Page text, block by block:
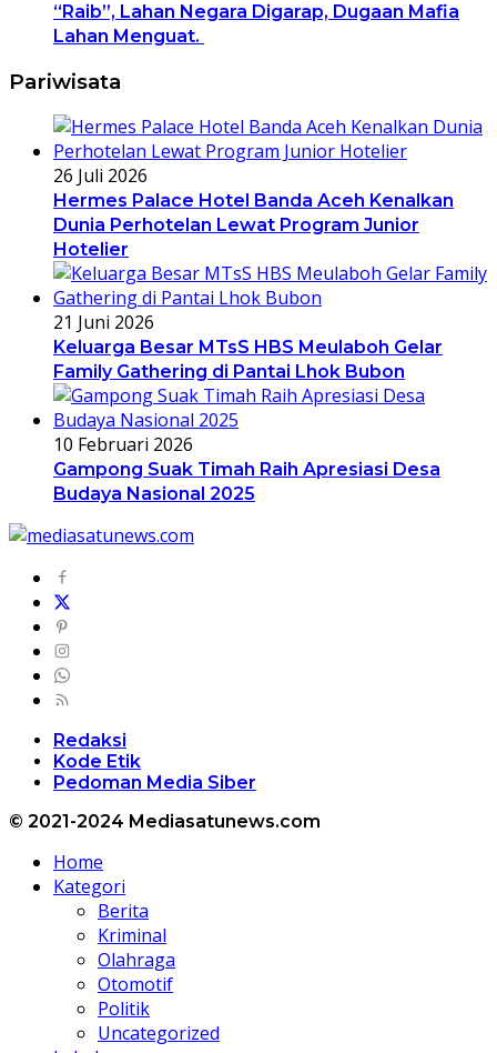
“Raib”, Lahan Negara Digarap, Dugaan Mafia
Lahan Menguat.
Pariwisata
26 Juli 2026
Hermes Palace Hotel Banda Aceh Kenalkan
Dunia Perhotelan Lewat Program Junior
Hotelier
21 Juni 2026
Keluarga Besar MTsS HBS Meulaboh Gelar
Family Gathering di Pantai Lhok Bubon
10 Februari 2026
Gampong Suak Timah Raih Apresiasi Desa
Budaya Nasional 2025
Redaksi
Kode Etik
Pedoman Media Siber
© 2021-2024 Mediasatunews.com
Home
Kategori
Berita
Kriminal
Olahraga
Otomotif
Politik
Uncategorized